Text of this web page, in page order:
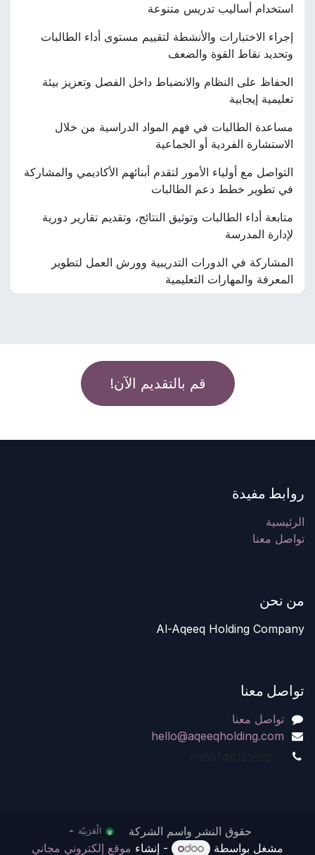
استخدام أساليب تدريس متنوعة
إجراء الاختبارات والأنشطة لتقييم مستوى أداء الطالبات
وتحديد نقاط القوة والضعف
الحفاظ على النظام والانضباط داخل الفصل وتعزيز بيئة
تعليمية إيجابية
مساعدة الطالبات في فهم المواد الدراسية من خلال
الاستشارة الفردية أو الجماعية
التواصل مع أولياء الأمور لتقدم أبنائهم الأكاديمي والمشاركة
في تطوير خطط دعم الطالبات
متابعة أداء الطالبات وتوثيق النتائج، وتقديم تقارير دورية
لإدارة المدرسة
المشاركة في الدورات التدريبية وورش العمل لتطوير
المعرفة والمهارات التعليمية
قم بالتقديم الآن!
روابط مفيدة
الرئيسية
تواصل معنا
من نحن
Al-Aqeeq Holding Company
تواصل معنا
تواصل معنا
hello@aqeeqholding.com
حقوق النشر واسم الشركة الْعَرَبيّة
مشغل بواسطة - إنشاء موقع إلكتروني مجاني